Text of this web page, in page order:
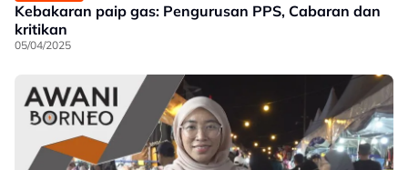
Kebakaran paip gas: Pengurusan PPS, Cabaran dan
kritikan
05/04/2025